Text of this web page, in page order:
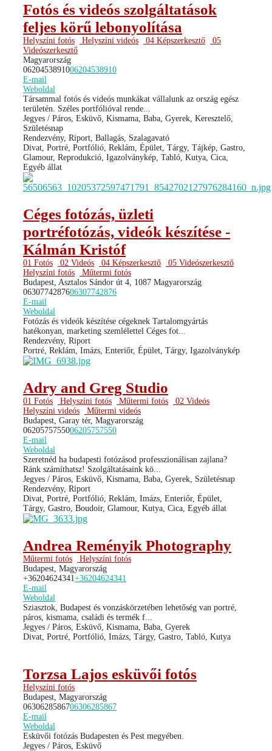
Fotós és videós szolgáltatások
feljes körű lebonyolítása
Helyszíni fotós Helyszíni videós 04 Képszerkesztő
05
Videószerkesztő
Magyarország
0620453891006204538910
E-mail
Weboldal
Társammal fotós és videós munkákat vállalunk az ország egész
területén. Széles portfólióval rende...
Jegyes / Páros, Esküvő, Kismama, Baba, Gyerek, Keresztelő,
Születésnap
Rendezvény, Riport, Ballagás, Szalagavató
Divat, Portré, Portfólió, Reklám, Épület, Tárgy, Tájkép, Gastro,
Glamour, Reprodukció, Igazolványkép, Tabló, Kutya, Cica,
Egyéb állat
Céges fotózás, üzleti
portréfotózás, videók készítése -
Kálmán Kristóf
01 Fotós 02 Videós 04 Képszerkesztő
05 Videószerkesztő
Helyszíni fotós
Műtermi fotós
Budapest, Asztalos Sándor út 4, 1087 Magyarország
0630774287606307742876
E-mail
Weboldal
Fotózás és videók készítése cégeknek Tartalomgyártás
hatékonyan, marketing szemlélettel Céges fot...
Rendezvény, Riport
Portré, Reklám, Imázs, Enteriőr, Épület, Tárgy, Igazolványkép
Adry and Greg Studio
01 Fotós Helyszíni fotós Műtermi fotós
02 Videós
Helyszíni videós
Műtermi videós
Budapest, Garay tér, Magyarország
0620575755006205757550
E-mail
Weboldal
Szeretnéd ha budapesti fotózásod professzionálisan zajlana?
Ránk számíthatsz! Szolgáltatásaink kö...
Jegyes / Páros, Esküvő, Kismama, Baba, Gyerek, Születésnap
Rendezvény, Riport
Divat, Portré, Portfólió, Reklám, Imázs, Enteriőr, Épület,
Tárgy, Gastro, Boudoir, Glamour, Kutya, Cica, Egyéb állat
Andrea Reményik Photography
Műtermi fotós
Helyszíni fotós
Budapest, Magyarország
+36204624341 +36204624341
E-mail
Weboldal
Sziasztok, Budapest és vonzáskörzetében lehetőség van portré,
páros, kismama, családi és termék f...
Jegyes / Páros, Esküvő, Kismama, Baba, Gyerek
Divat, Portré, Portfólió, Imázs, Tárgy, Gastro, Tabló, Kutya
Torzsa Lajos esküvői fotós
Helyszíni fotós
Budapest, Magyarország
0630628586706306285867
E-mail
Weboldal
Esküvői fotózás Budapesten és Pest megyében.
Jegyes / Páros, Esküvő